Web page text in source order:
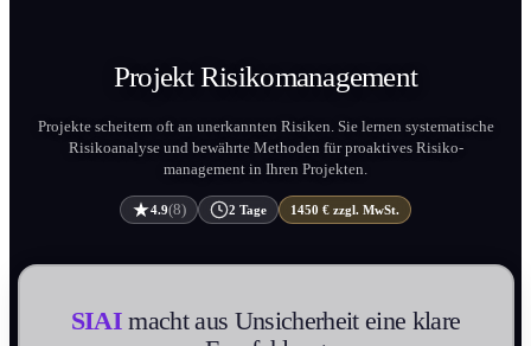
ProjektRisiko­management
Projekte scheitern oft an unerkannten Risiken. Sie lernen systematische
Risiko­analyse und bewährte Methoden für proaktives Risiko­
management in Ihren Projekten.
4.9(8) 2 Tage 1450 € zzgl. MwSt.
SIAI macht aus Unsicherheit eine klare